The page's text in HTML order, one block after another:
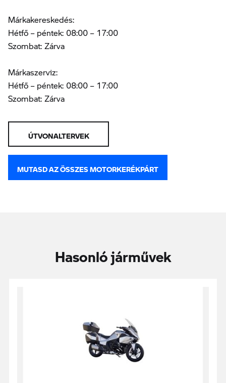
Márkakereskedés:
Hétfő – péntek: 08:00 – 17:00
Szombat: Zárva
Márkaszerviz:
Hétfő – péntek: 08:00 – 17:00
Szombat: Zárva
ÚTVONALTERVEK
MUTASD AZ ÖSSZES MOTORKERÉKPÁRT
Hasonló járművek